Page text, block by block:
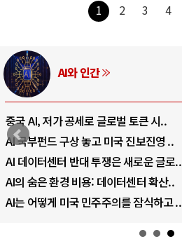
1 2 3 4
AI와 인간
중국 AI, 저가 공세로 글로벌 토큰 시..
AI 국부펀드 구상 놓고 미국 진보진영 ..
AI 데이터센터 반대 투쟁은 새로운 글로..
AI의 숨은 환경 비용: 데이터센터 확산..
AI는 어떻게 미국 민주주의를 잠식하고 ..